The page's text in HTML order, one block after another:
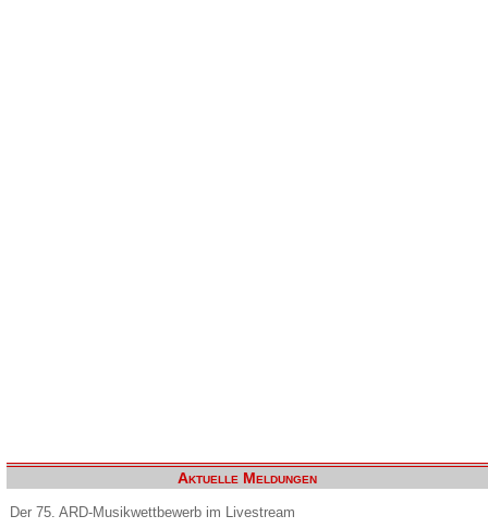
Aktuelle Meldungen
Der 75. ARD-Musikwettbewerb im Livestream